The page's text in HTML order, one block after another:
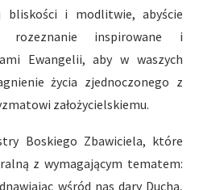
bliskości i modlitwie, abyście
inspirowane i
Ewangelii, aby w waszych
życia zjednoczonego z
założycielskiemu.
Boskiego Zbawiciela, które
z wymagającym tematem:
wśród nas dary Ducha,